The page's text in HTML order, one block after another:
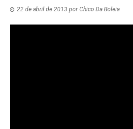
22 de abril de 2013 porChico Da Boleia